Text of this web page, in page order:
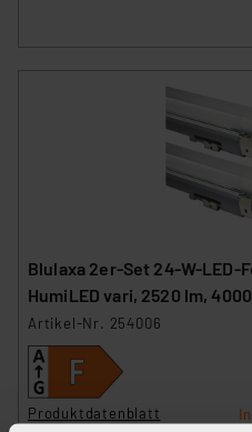
Blulaxa 2er-Set 24-W-
HumiLED vari, 2520 lm,
Artikel-Nr. 254006
Produktdatenblatt